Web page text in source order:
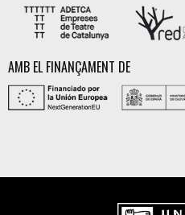
AMB EL FINANÇAMENT DE